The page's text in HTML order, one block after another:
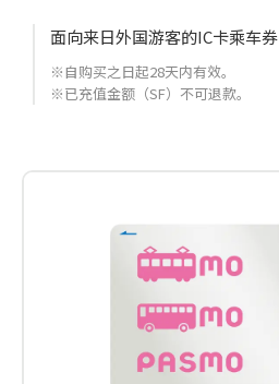
面向来日外国游客的IC卡乘车券
※自购买之日起28天内有效。
※已充值金额（SF）不可退款。